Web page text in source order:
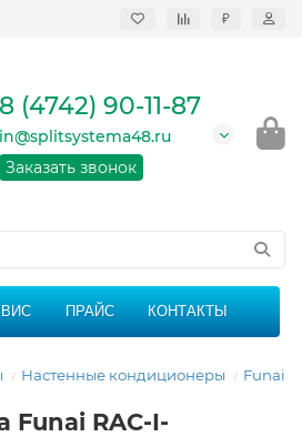
₽
в
области
работы: 9:00 -
без перерыва и
8 (4742) 90-11-87
in@splitsystema48.ru
Заказать звонок
ПРАЙС КОНТАКТЫ
Настенные кондиционеры Funai
Funai RAC-I-